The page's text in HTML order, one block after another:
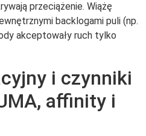
przeciążenie. Wiążę
backlogami puli (np.
akceptowały ruch tylko
i czynniki
affinity i